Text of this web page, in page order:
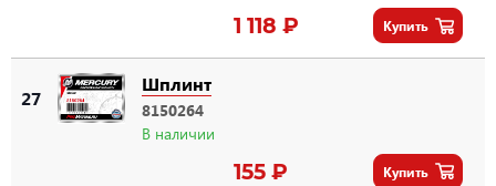
1 118 ₽ Купить
27
Шплинт
8150264
В наличии
155 ₽ Купить